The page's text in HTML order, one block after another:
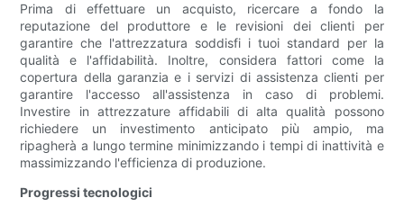
Prima di effettuare un acquisto, ricercare a fondo la
reputazione del produttore e le revisioni dei clienti per
garantire che l'attrezzatura soddisfi i tuoi standard per la
qualità e l'affidabilità. Inoltre, considera fattori come la
copertura della garanzia e i servizi di assistenza clienti per
garantire l'accesso all'assistenza in caso di problemi.
Investire in attrezzature affidabili di alta qualità possono
richiedere un investimento anticipato più ampio, ma
ripagherà a lungo termine minimizzando i tempi di inattività e
massimizzando l'efficienza di produzione.
Progressi tecnologici